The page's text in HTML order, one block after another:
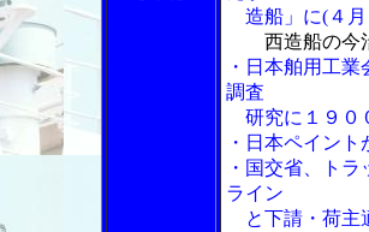
造船」に(４月
西造船の今
・日本舶用工
調査
研究に１９０
・日本ペイン
・国交省、ト
ライン
と下請・荷主